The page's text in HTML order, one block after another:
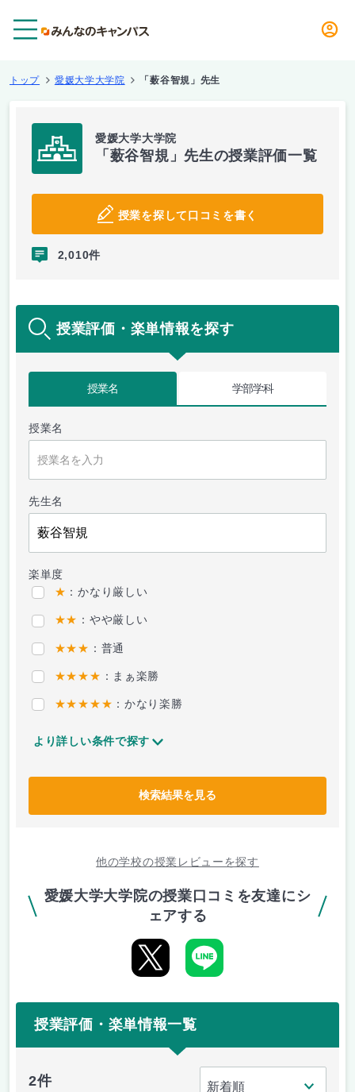
トップ 愛媛大学大学院 「薮谷智規」先生
愛媛大学大学院
「薮谷智規」先生の授業評価一覧
授業を探して口コミを書く
2,010件
授業評価・楽単情報を探す
授業名 学部学科
授業名
先生名
楽単度
★ ：かなり厳しい
★★ ：やや厳しい
★★★ ：普通
★★★★ ：まぁ楽勝
★★★★★ ：かなり楽勝
より詳しい条件で探す
検索結果を見る
他の学校の授業レビューを探す
愛媛大学大学院の授業口コミを友達にシ
ェアする
授業評価・楽単情報一覧
2件